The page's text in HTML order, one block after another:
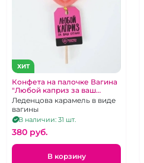
ХИТ
Конфета на палочке Вагина
"Любой каприз за ваш
отлиз"
Леденцова карамель в виде
вагины
В наличии: 31 шт.
380 pуб.
В корзину